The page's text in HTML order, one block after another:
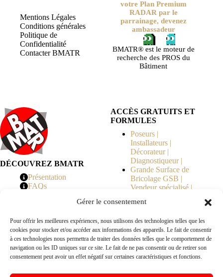
Gérer le consentement
Pour offrir les meilleures expériences, nous utilisons des technologies telles que les
cookies pour stocker et/ou accéder aux informations des appareils. Le fait de consentir
à ces technologies nous permettra de traiter des données telles que le comportement de
navigation ou les ID uniques sur ce site. Le fait de ne pas consentir ou de retirer son
consentement peut avoir un effet négatif sur certaines caractéristiques et fonctions.
Mentions Légales
Conditions générales
Politique de
Confidentialité
Contacter BMATR
votre Plan Premium
RADAR par le
parrainage, devenez
ambassadeur
BMATR® est le moteur de
recherche des PROS du
Bâtiment
DÉCOUVREZ BMATR
Présentation
FAQs
ACCÈS GRATUITS ET
FORMULES
Poseurs |
Installateurs |
Décorateur |
Diagnostiqueur |
Grande Surface de
Bricolage GSB |
Vendeur spécialisé |
Copropriété | MOE |
en Travaux |
Fabricants | Marque |
© 2026 BMATR® — Tous droits réservés.